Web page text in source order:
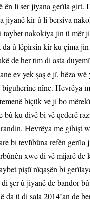
ên li ser jiyana gerîla girt.
jiyanê kir û li bersiva
taybet nakokiya jin û mêr
da û lêpirsîn kir ku çima
de her tim di asta
ev yek şaş e jî, hêza
nîne. Hevrêya
biçûk ve ji bo
bû ku divê bi vê qederê
Hevrêya me gihişt
bi tevlîbûna refên gerîla
xwe di vê mijarê de
piştî nîqaşên bi
şer û jiyanê de bandor
da û di sala 2014’an de